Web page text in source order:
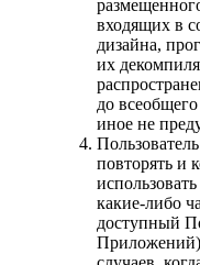
входящих в
дизайна,
их
до
иное не
повторять и
какие-либо
доступный